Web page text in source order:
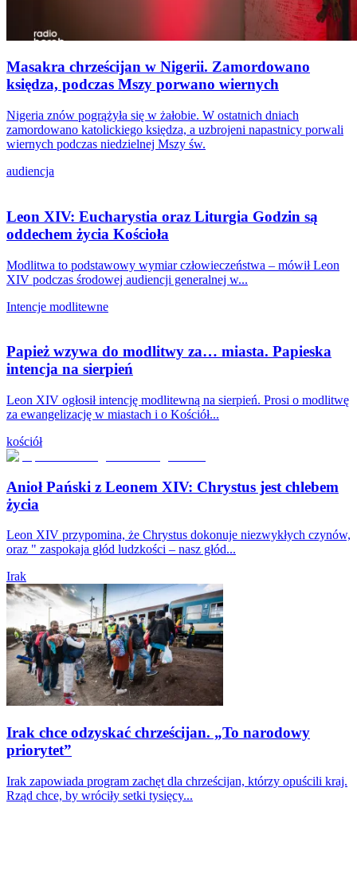
Masakra chrześcijan w Nigerii. Zamordowano
księdza, podczas Mszy porwano wiernych
Nigeria znów pogrążyła się w żałobie. W ostatnich dniach
zamordowano katolickiego księdza, a uzbrojeni napastnicy porwali
wiernych podczas niedzielnej Mszy św.
audiencja
Leon XIV: Eucharystia oraz Liturgia Godzin są
oddechem życia Kościoła
Modlitwa to podstawowy wymiar człowieczeństwa – mówił Leon
XIV podczas środowej audiencji generalnej w...
Intencje modlitewne
Papież wzywa do modlitwy za… miasta. Papieska
intencja na sierpień
Leon XIV ogłosił intencję modlitewną na sierpień. Prosi o modlitwę
za ewangelizację w miastach i o Kościół...
kościół
Anioł Pański z Leonem XIV: Chrystus jest chlebem
życia
Leon XIV przypomina, że Chrystus dokonuje niezwykłych czynów,
oraz " zaspokaja głód ludzkości – nasz głód...
Irak
Irak chce odzyskać chrześcijan. „To narodowy
priorytet”
Irak zapowiada program zachęt dla chrześcijan, którzy opuścili kraj.
Rząd chce, by wróciły setki tysięcy...